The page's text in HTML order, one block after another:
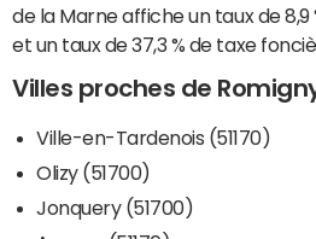
de la Marne affiche un taux de
et un taux de 37,3 % de taxe
Villes proches de
Ville-en-Tardenois (51170)
Olizy (51700)
Jonquery (51700)